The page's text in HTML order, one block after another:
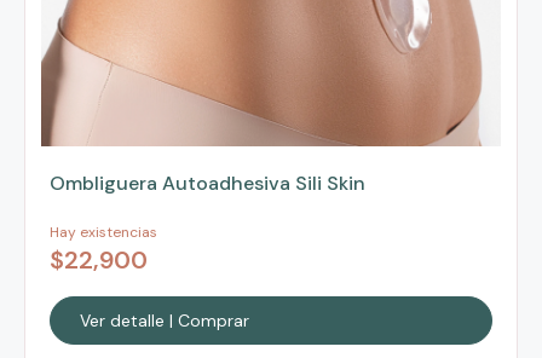
Ombliguera Autoadhesiva Sili Skin
Hay existencias
$22,900
Ver detalle | Comprar